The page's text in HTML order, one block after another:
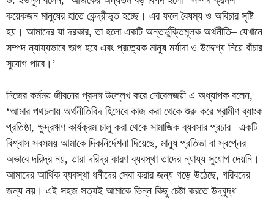
কয়েকজন মানুষের হাতে কেন্দ্রীভূত হচ্ছে। এর ফলে বৈষম্য ও অবিচার সৃষ্টি
হয়। আমাদের যা দরকার, তা হলো একটি অন্তর্ভুক্তিমূলক অর্থনীতি– যেখানে
সম্পদ ন্যায্যভাবে ভাগ হবে এবং প্রত্যেক মানুষ মর্যাদা ও উদ্দেশ্য নিয়ে বাঁচার
সুযোগ পাবে।’
নিজের কর্মময় জীবনের প্রসঙ্গ উল্লেখ করে নোবেলজয়ী এ অধ্যাপক বলেন,
‘আমার পথচলায় অর্থনীতিবিদ হিসেবে কাজ করা থেকে শুরু করে গ্রামীণ ব্যাংক
প্রতিষ্ঠা, ক্ষুদ্রঋণ কার্যক্রম চালু করা থেকে সামাজিক ব্যবসার প্রচার– একটি
বিশ্বাস সবসময় আমাকে দিকনির্দেশনা দিয়েছে, মানুষ প্রতিভা বা স্বপ্নের
অভাবে দরিদ্র নয়, তারা দরিদ্র কারণ ব্যবস্থা তাদের ন্যায্য সুযোগ দেয়নি।
আমাদের আর্থিক ব্যবস্থা ধনীদের সেবা করার জন্য গড়ে উঠেছে, গরিবদের
জন্য নয়। এই সহজ সত্যই আমাকে ভিন্ন কিছু চেষ্টা করতে উদ্বুদ্ধ